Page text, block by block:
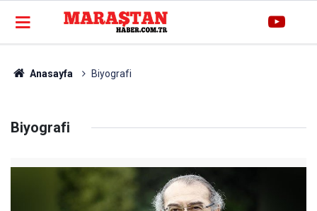
Anasayfa Biyografi
Biyografi